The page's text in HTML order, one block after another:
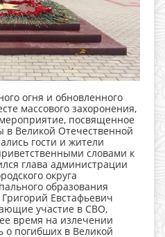
огня и обновленного
массового захоронения,
посвященное
Великой Отечественной
гости и жители
словами к
глава администрации
округа
образования
Евстафьевич
участие в СВО,
время на излечении
о погибших в Великой